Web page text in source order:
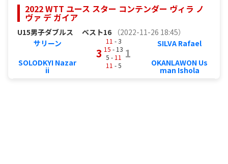
2022 WTT ユース スター コンテンダー ヴィラ ノ
ヴァ デ ガイア
U15男子ダブルス ベスト16
（2022-11-26 18:45）
サリーン
SOLODKYI Nazar
ii
3
11 - 3
15 - 13
5 - 11
11 - 5
1
SILVA Rafael
OKANLAWON Us
man Ishola